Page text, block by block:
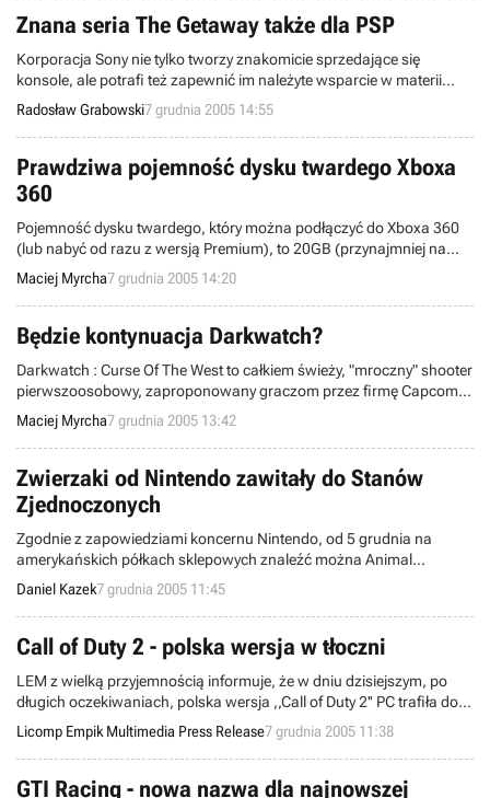
Znana seria The Getaway także dla PSP
Korporacja Sony nie tylko tworzy znakomicie sprzedające się
konsole, ale potrafi też zapewnić im należyte wsparcie w materii
oprogramowania. Sama także przygotowuje liczne gry – z rodziną
PlayStation nierozerwalnie związane są takie serie, jak chociażby
SOCOM i WRC. Uwagę zwraca również marka The Getaway, która
wkrótce będzie rozpoznawalna nie tylko przez posiadaczy platformy
PS2.
Radosław Grabowski7 grudnia 2005 14:55
Prawdziwa pojemność dysku twardego Xboxa
360
Pojemność dysku twardego, który można podłączyć do Xboxa 360
(lub nabyć od razu z wersją Premium), to 20GB (przynajmniej na
razie). Jak się jednak okazuje, do wykorzystania do własnego
użytku mamy tylko 13GB - całą resztę producent zarezerwował m.in.
na zapisy stanów gry oraz na cache'owanie.
Maciej Myrcha7 grudnia 2005 14:20
Będzie kontynuacja Darkwatch?
Darkwatch : Curse Of The West to całkiem świeży, "mroczny" shooter
pierwszoosobowy, zaproponowany graczom przez firmę Capcom.
Jeśli należycie do grona fanów tej gry i czujecie lekki niedosyt po jej
ukończeniu, być może już niedługo będziecie mieli okazję
ponownego wcielenia się w postać Jericho Crossa, półwampira,
półczłowieka.
Maciej Myrcha7 grudnia 2005 13:42
Zwierzaki od Nintendo zawitały do Stanów
Zjednoczonych
Zgodnie z zapowiedziami koncernu Nintendo, od 5 grudnia na
amerykańskich półkach sklepowych znaleźć można Animal
Crossing: Wild World. Gra przeznaczona na konsolę Nintendo DS
sprzedawana jest w cenie 34.99 dolarów. W ojczystej Japonii, tytuł
ten pojawił się już w zeszłym miesiącu, natomiast europejska
premiera szykowana jest na marzec przyszłego roku.
Daniel Kazek7 grudnia 2005 11:45
Call of Duty 2 - polska wersja w tłoczni
LEM z wielką przyjemnością informuje, że w dniu dzisiejszym, po
długich oczekiwaniach, polska wersja ,,Call of Duty 2'' PC trafiła do
tłoczni. Już 9 grudnia produkt wejdzie do sprzedaży we wszystkich
polskich sklepach z multimediami. Gra zostanie wydana w wersji
DVD, z napisami w języku polskim. Cena detaliczna to 99,90 zł.
Licomp Empik Multimedia Press Release7 grudnia 2005 11:38
GTI Racing - nowa nazwa dla najnowszej